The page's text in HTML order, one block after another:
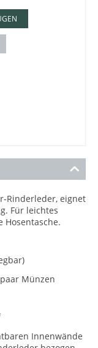
Rinderleder, eignet
Für leichtes
Hosentasche.
Münzen
Innenwände